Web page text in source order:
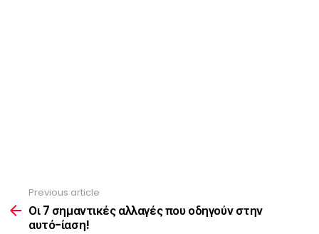
more
Previous article
Οι 7 σημαντικές αλλαγές που οδηγούν στην
αυτό-ίαση!